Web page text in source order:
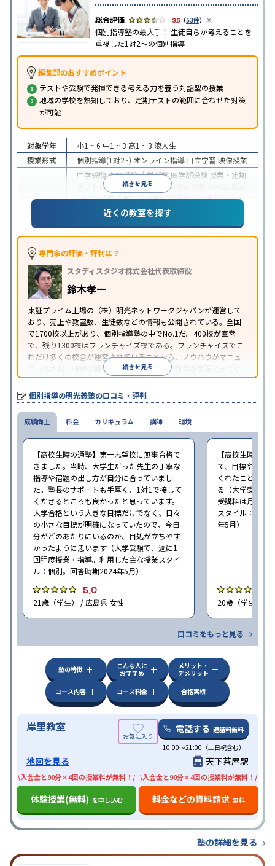
3.6（53件） ※
個別指導塾の最大手！ 生徒自らが考えることを
重視した1対2〜の個別指導
編集部のおすすめポイント
テストや受験で発揮できる考える力を養う対話型の授業
地域の学校を熟知しており、定期テストの範囲に合わせた対策
が可能
続きを見る
対象学年 小1 ~ 6 中1 ~ 3 高1 ~ 3 浪人生
授業形式
個別指導(1対2~) オンライン指導 自立学習 映像授業
中学受験高校受験大学受験 医学部受験 授業・定期
テスト対策
内申点対策 学習習慣の定着
(旧AO)対策推薦入試対策学校別特化対策国公立大
私大対策共通テスト対策
英語・英会話特化
特徴
中高一貫校生に対応
の振替可能 不登校生に対応
を利用オンライン対応1科目から受講可能
習のみの受講可
り
※2023年3月調査。小学校高学年の個別指導塾アンケート調査方法を参
近くの教室を探す
専門家の評価・評判は？
スタディスタジオ株式会社代表取締役
鈴木孝一
東証プライム上場の（株）明光ネットワークジャパンが運営して
おり、売上や教室数、生徒数などの情報も公開されている。全国
で1700校以上があり、個別指導塾の中でNo.1だ。400校が直営
で、残り1300校はフランチャイズ校である。フランチャイズでこ
れだけ多くの校舎が運営されていることから、ノウハウがマニュ
アル化され、特定の優秀な人材に依存しない教育が実現できてい
ることが推測される。
続きを見る
個別指導の明光義塾の口コミ・評判
成績向上
【高校生時の通塾】第一志望校に無事合格で
きました。当時、大学生だった先生の丁寧な
指導や宿題の出し方が自分に合っていまし
た。塾長のサポートも手厚く、1対1で接して
くださるところも良かったと思っています。
大学合格という大きな目標だけでなく、日々
の小さな目標が明確になっていたので、今自
分がどのあたりにいるのか、目処が立ちやす
かったように思います（大学受験で、週に1
回程度授業・指導。利用した主な授業スタイ
ル：個別。回答時期2024年5月）
5.0
21歳（学生） / 広島県 女性
【高校生時の通
て、目標や勉強
くれたことが、
る（大学受験で
受講料は月
スタイル：個別
年5月）
20歳（学生） /
口コミをもっと見る
料金 カリキュラム 講師 環境
塾の特徴
こんな人に
おすすめ
メリット・
デメリット
コース内容
コース料金 合格実績
岸里教室 電話する 通話料無料
10:00〜21:00（土日祝含む）
地図を見る 天下茶屋駅
\入会金と90分×4回の授業料が無料！/
体験授業(無料) を申し込む
\入会金と90分×4回の授業料が無料！/
料金などの資料請求 無料
塾の詳細を見る